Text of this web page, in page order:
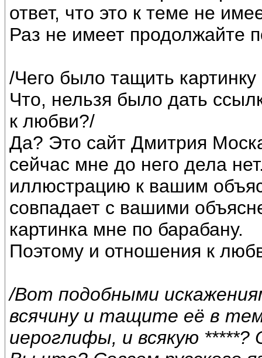
ответ, что это к теме не
Раз не имеет продолжайте
/Чего было тащить
Что, нельзя было дать
к любви?/
Да? Это сайт Дмитрия
сейчас мне до него дела
иллюстрацию к вашим
совпадает с вашими
картинка мне по барабану.
Поэтому и отношения к
/Вот подобными
всячину и тащите её в
иероглифы, и всякую *****?